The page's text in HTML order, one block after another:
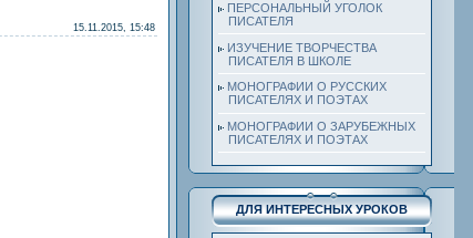
15.11.2015, 15:48
ПЕРСОНАЛЬНЫЙ УГОЛОК
ПИСАТЕЛЯ
ИЗУЧЕНИЕ ТВОРЧЕСТВА
ПИСАТЕЛЯ В ШКОЛЕ
МОНОГРАФИИ О РУССКИХ
ПИСАТЕЛЯХ И ПОЭТАХ
МОНОГРАФИИ О ЗАРУБЕЖНЫХ
ПИСАТЕЛЯХ И ПОЭТАХ
ДЛЯ ИНТЕРЕСНЫХ УРОКОВ